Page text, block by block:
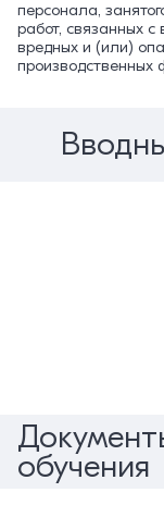
персонала,
работ, связанных с
вредных и (или)
производственных
обучения